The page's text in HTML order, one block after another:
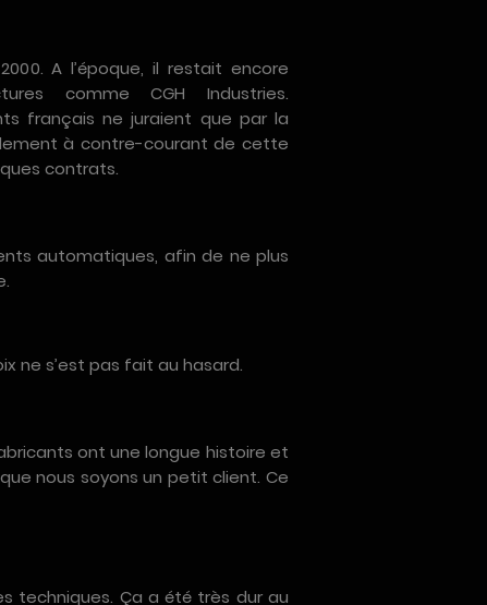
A l’époque, il restait encore
comme CGH Industries.
français ne juraient que par la
à contre-courant de cette
contrats.
automatiques, afin de ne plus
ne s’est pas fait au hasard.
ont une longue histoire et
nous soyons un petit client. Ce
techniques. Ça a été très dur au